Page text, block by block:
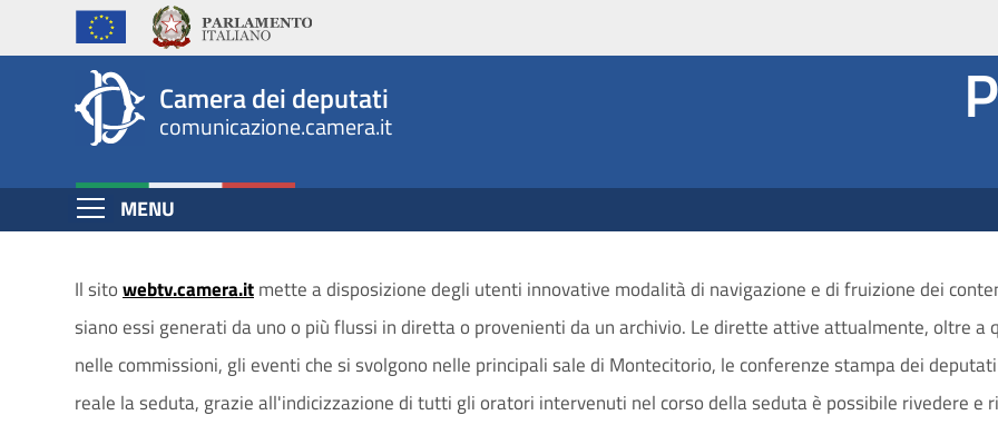
principale
Palinsesto
WebTv
Camera dei deputati
comunicazione.camera.it
MENU
Espandi
Contenuto
Il sitowebtv.camera.itmette a disposizione degli utenti innovative modalità di navigazione e di fruizione dei
siano essi generati da uno o più flussi in diretta o provenienti da un archivio. Le dirette attive attualmente, oltre a
nelle commissioni, gli eventi che si svolgono nelle principali sale di Montecitorio, le conferenze stampa dei
reale la seduta, grazie all'indicizzazione di tutti gli oratori intervenuti nel corso della seduta è possibile rivedere